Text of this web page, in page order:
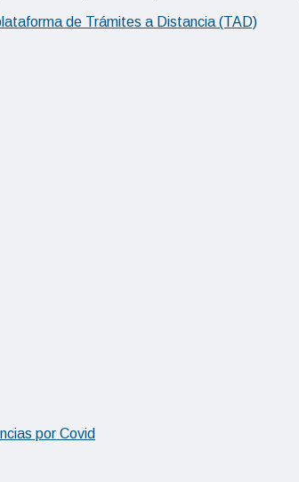
de Trámites a Distancia (TAD)
por Covid